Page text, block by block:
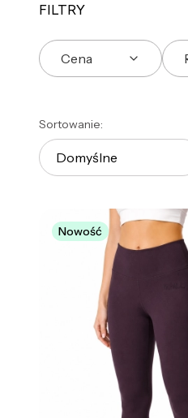
FILTRY
Cena
Lista
Sortowanie:
Domyślne
Nowość